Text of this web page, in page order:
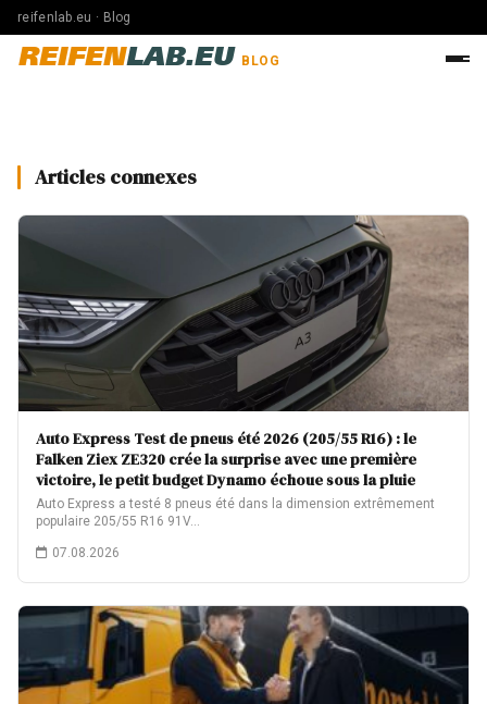
reifenlab.eu · Blog
REIFENLAB.EU BLOG
Articles connexes
Auto Express Test de pneus été 2026 (205/55 R16) : le
Falken Ziex ZE320 crée la surprise avec une première
victoire, le petit budget Dynamo échoue sous la pluie
Auto Express a testé 8 pneus été dans la dimension extrêmement
populaire 205/55 R16 91V…
07.08.2026